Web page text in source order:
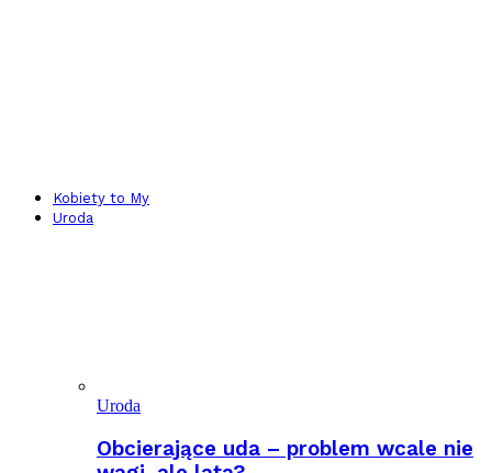
Kobiety to My
Uroda
Uroda
Obcierające uda – problem wcale nie